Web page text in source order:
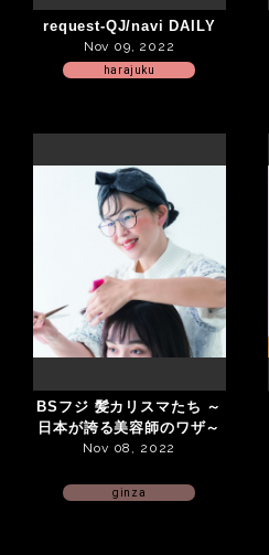
request-QJ/navi DAILY
Nov 09, 2022
harajuku
BSフジ 髪カリスマたち ～
日本が誇る美容師のワザ～
Nov 08, 2022
ginza